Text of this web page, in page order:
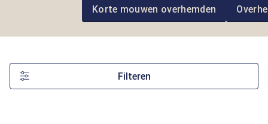
Korte mouwen overhemden
Filteren